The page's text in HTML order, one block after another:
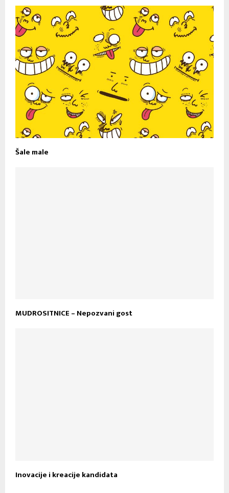
Šale male
MUDROSITNICE – Nepozvani gost
Inovacije i kreacije kandidata